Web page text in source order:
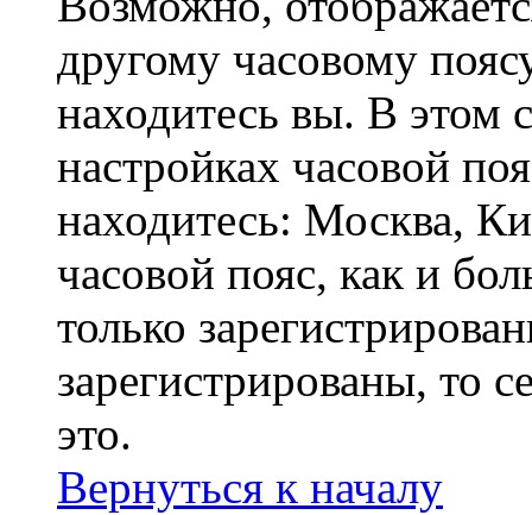
другому часовому
находитесь вы. В этом
настройках часовой
находитесь: Москва,
часовой пояс, как и
только
зарегистрированы, то
это.
Вернуться к началу